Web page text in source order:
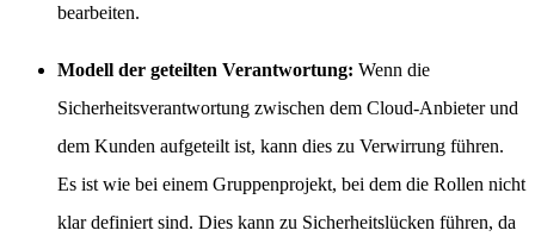
bearbeiten.
Modell der geteilten Verantwortung: Wenn die
Sicherheitsverantwortung zwischen dem Cloud-Anbieter und
dem Kunden aufgeteilt ist, kann dies zu Verwirrung führen.
Es ist wie bei einem Gruppenprojekt, bei dem die Rollen nicht
klar definiert sind. Dies kann zu Sicherheitslücken führen, da